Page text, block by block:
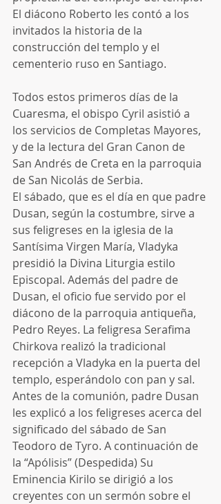
El diácono Roberto les contó a los
invitados la historia de la
construcción del templo y el
cementerio ruso en Santiago.
Todos estos primeros días de la
Cuaresma, el obispo Cyril asistió a
los servicios de Completas Mayores,
y de la lectura del Gran Canon de
San Andrés de Creta en la parroquia
de San Nicolás de Serbia.
El sábado, que es el día en que padre
Dusan, según la costumbre, sirve a
sus feligreses en la iglesia de la
Santísima Virgen María, Vladyka
presidió la Divina Liturgia estilo
Episcopal. Además del padre de
Dusan, el oficio fue servido por el
diácono de la parroquia antiqueña,
Pedro Reyes. La feligresa Serafima
Chirkova realizó la tradicional
recepción a Vladyka en la puerta del
templo, esperándolo con pan y sal.
Antes de la comunión, padre Dusan
les explicó a los feligreses acerca del
significado del sábado de San
Teodoro de Tyro. A continuación de
la “Apólisis” (Despedida) Su
Eminencia Kirilo se dirigió a los
creyentes con un sermón sobre el